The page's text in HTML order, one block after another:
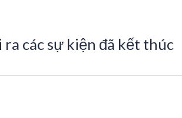
ra các sự kiện đã kết thúc